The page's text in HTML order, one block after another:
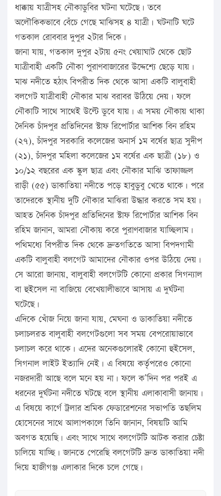
ধাক্কায় যাত্রীসহ নৌকাডুবির ঘটনা ঘটেছে। তবে
অলৌকিকভাবে বেঁচে গেছে মাঝিসহ ৪ যাত্রী। ঘটনাটি ঘটে
গতকাল রোববার দুপুর ২টার দিকে।
জানা যায়, গতকাল দুপুর ২টায় ৫নং খেয়াঘাট থেকে ছোট
যাত্রীবাহী একটি নৌকা পুরাণবাজারের উদ্দেশ্যে ছেড়ে যায়।
মাঝ নদীতে হঠাৎ বিপরীত দিক থেকে আসা একটি বালুবাহী
বলগেট যাত্রীবাহী নৌকার মাঝ বরাবর উঠিয়ে দেয়। ফলে
নৌকাটি সাথে সাথেই উল্টে ডুবে যায়। এ সময় নৌকায় থাকা
দৈনিক চাঁদপুর প্রতিদিনের স্টাফ রিপোর্টার আশিক বিন রহিম
(২৭), চাঁদপুর সরকারি কলেজের অনার্স ১ম বর্ষের ছাত্র সুদীপ
(২১), চাঁদপুর মহিলা কলেজের ১ম বর্ষের এক ছাত্রী (১৮) ও
১০/১২ বছরের এক স্কুল ছাত্র এবং নৌকার মাঝি তাফাজ্জল
রাড়ী (৫৫) ডাকাতিয়া নদীতে পড়ে হাবুডুবু খেতে থাকে। পরে
তাদেরকে স্থানীয় দুটি নৌকার মাঝিরা উদ্ধার করতে সম হয়।
আহত দৈনিক চাঁদপুর প্রতিদিনের স্টাফ রিপোর্টার আশিক বিন
রহিম জানান, আমরা নৌকায় করে পুরাণবাজার যাচ্ছিলাম।
পথিমধ্যে বিপরীত দিক থেকে দ্রুতগতিতে আসা বিপদগামী
একটি বালুবাহী বলগেট আমাদের নৌকার ওপর উঠিয়ে দেয়।
সে আরো জানায়, বালুবাহী বলগেটটি কোনো প্রকার সিগন্যাল
বা হুইসেল না বাজিয়ে বেখেয়ালীভাবে আসায় এ দুর্ঘটনা
ঘটেছে।
এদিকে খোঁজ নিয়ে জানা যায়, মেঘনা ও ডাকাতিয়া নদীতে
চলাচলরত বালুবাহী বলগেটগুলো সব সময় বেপরোয়াভাবে
চলাচল করে থাকে। এদের অনেকগুলোরই কোনো হুইসেল,
সিগনাল লাইট ইত্যাদি নেই। এ বিষয়ে কর্তৃপরেও কোনো
নজরদারী আছে বলে মনে হয় না। ফলে ক’দিন পর পরই এ
ধরনের দুর্ঘটনা নদীতে ঘটছে বলে স্থানীয় এলাকাবাসী জানায়।
এ বিষয়ে কার্গে ট্রলার শ্রমিক ফেডারেশনের সভাপতি তছলিম
হোসেনের সাথে আলাপকালে তিনি জানান, বিষয়টি আমি
অবগত হয়েছি। এবং সাথে সাথে বলগেটটি আটক করার চেষ্টা
চালিয়ে যাচ্ছি। জানতে পেরেছি বলগেটটি দ্রুত ডাকাতিয়া নদী
দিয়ে হাজীগঞ্জ এলাকার দিকে চলে গেছে।